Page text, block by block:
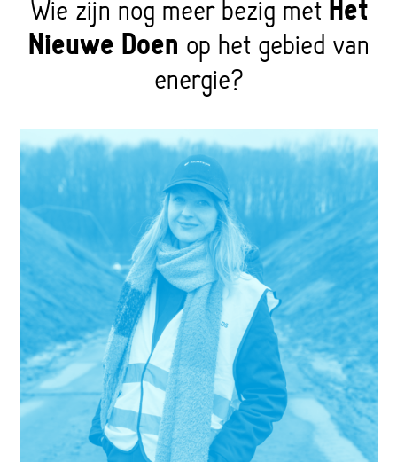
Wie zijn nog meer bezig met Het
Nieuwe Doen op het gebied van
energie?